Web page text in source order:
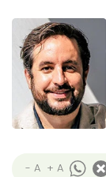
Creative
Commerce
Creative Data
Creative
Effectiveness
Strategy
Creative Brand
Creative
Business
Transformation
Creative
Commerce
- A + A